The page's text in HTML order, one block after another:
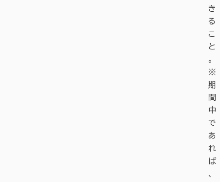
き
る
こ
と
。
※
期
間
中
で
あ
れ
ば
、